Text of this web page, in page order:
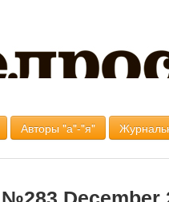
Авторы "а"-"я"